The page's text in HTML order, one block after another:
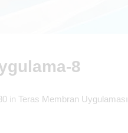
8
in Teras Membran Uygulaması